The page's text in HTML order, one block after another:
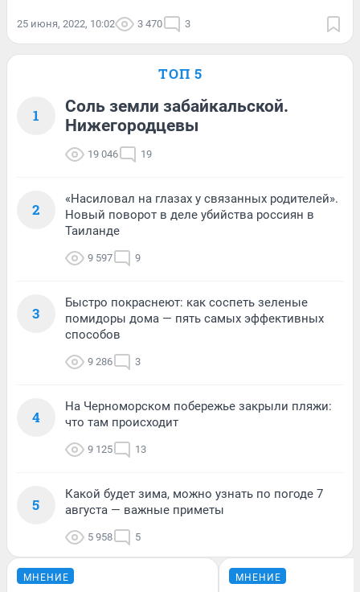
25 июня, 2022, 10:02 3 470 3
ТОП 5
1
Соль земли забайкальской.
Нижегородцевы
19 046 19
2
«Насиловал на глазах у связанных родителей».
Новый поворот в деле убийства россиян в
Таиланде
9 597 9
3
Быстро покраснеют: как соспеть зеленые
помидоры дома — пять самых эффективных
способов
9 286 3
4
На Черноморском побережье закрыли пляжи:
что там происходит
9 125 13
5
Какой будет зима, можно узнать по погоде 7
августа — важные приметы
5 958 5
МНЕНИЕ МНЕНИЕ